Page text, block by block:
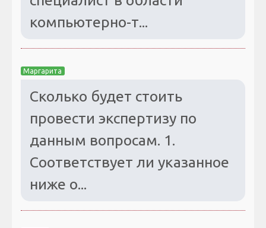
компьютерно-т...
Маргарита
Сколько будет стоить
провести экспертизу по
данным вопросам. 1.
Соответствует ли указанное
ниже о...